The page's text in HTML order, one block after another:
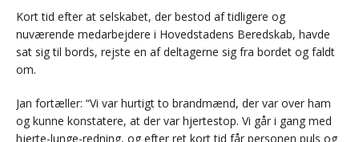
Kort tid efter at selskabet, der bestod af tidligere og
nuværende medarbejdere i Hovedstadens Beredskab, havde
sat sig til bords, rejste en af deltagerne sig fra bordet og faldt
om.
Jan fortæller: “Vi var hurtigt to brandmænd, der var over ham
og kunne konstatere, at der var hjertestop. Vi går i gang med
hjerte-lunge-redning, og efter ret kort tid får personen puls og